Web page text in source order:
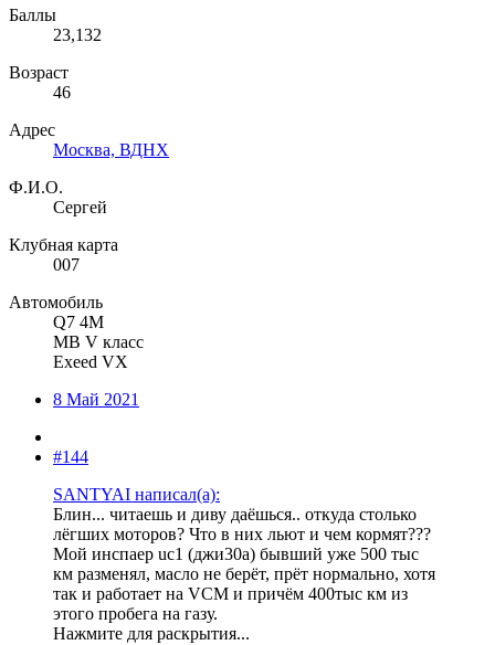
Баллы
23,132
Возраст
46
Адрес
Москва, ВДНХ
Ф.И.О.
Сергей
Клубная карта
007
Автомобиль
Q7 4M
MB V класс
Exeed VX
8 Май 2021
#144
SANTYAI написал(а):
Блин... читаешь и диву даёшься.. откуда столько
лёгших моторов? Что в них льют и чем кормят???
Мой инспаер uc1 (джи30а) бывший уже 500 тыс
км разменял, масло не берёт, прёт нормально, хотя
так и работает на VCM и причём 400тыс км из
этого пробега на газу.
Нажмите для раскрытия...